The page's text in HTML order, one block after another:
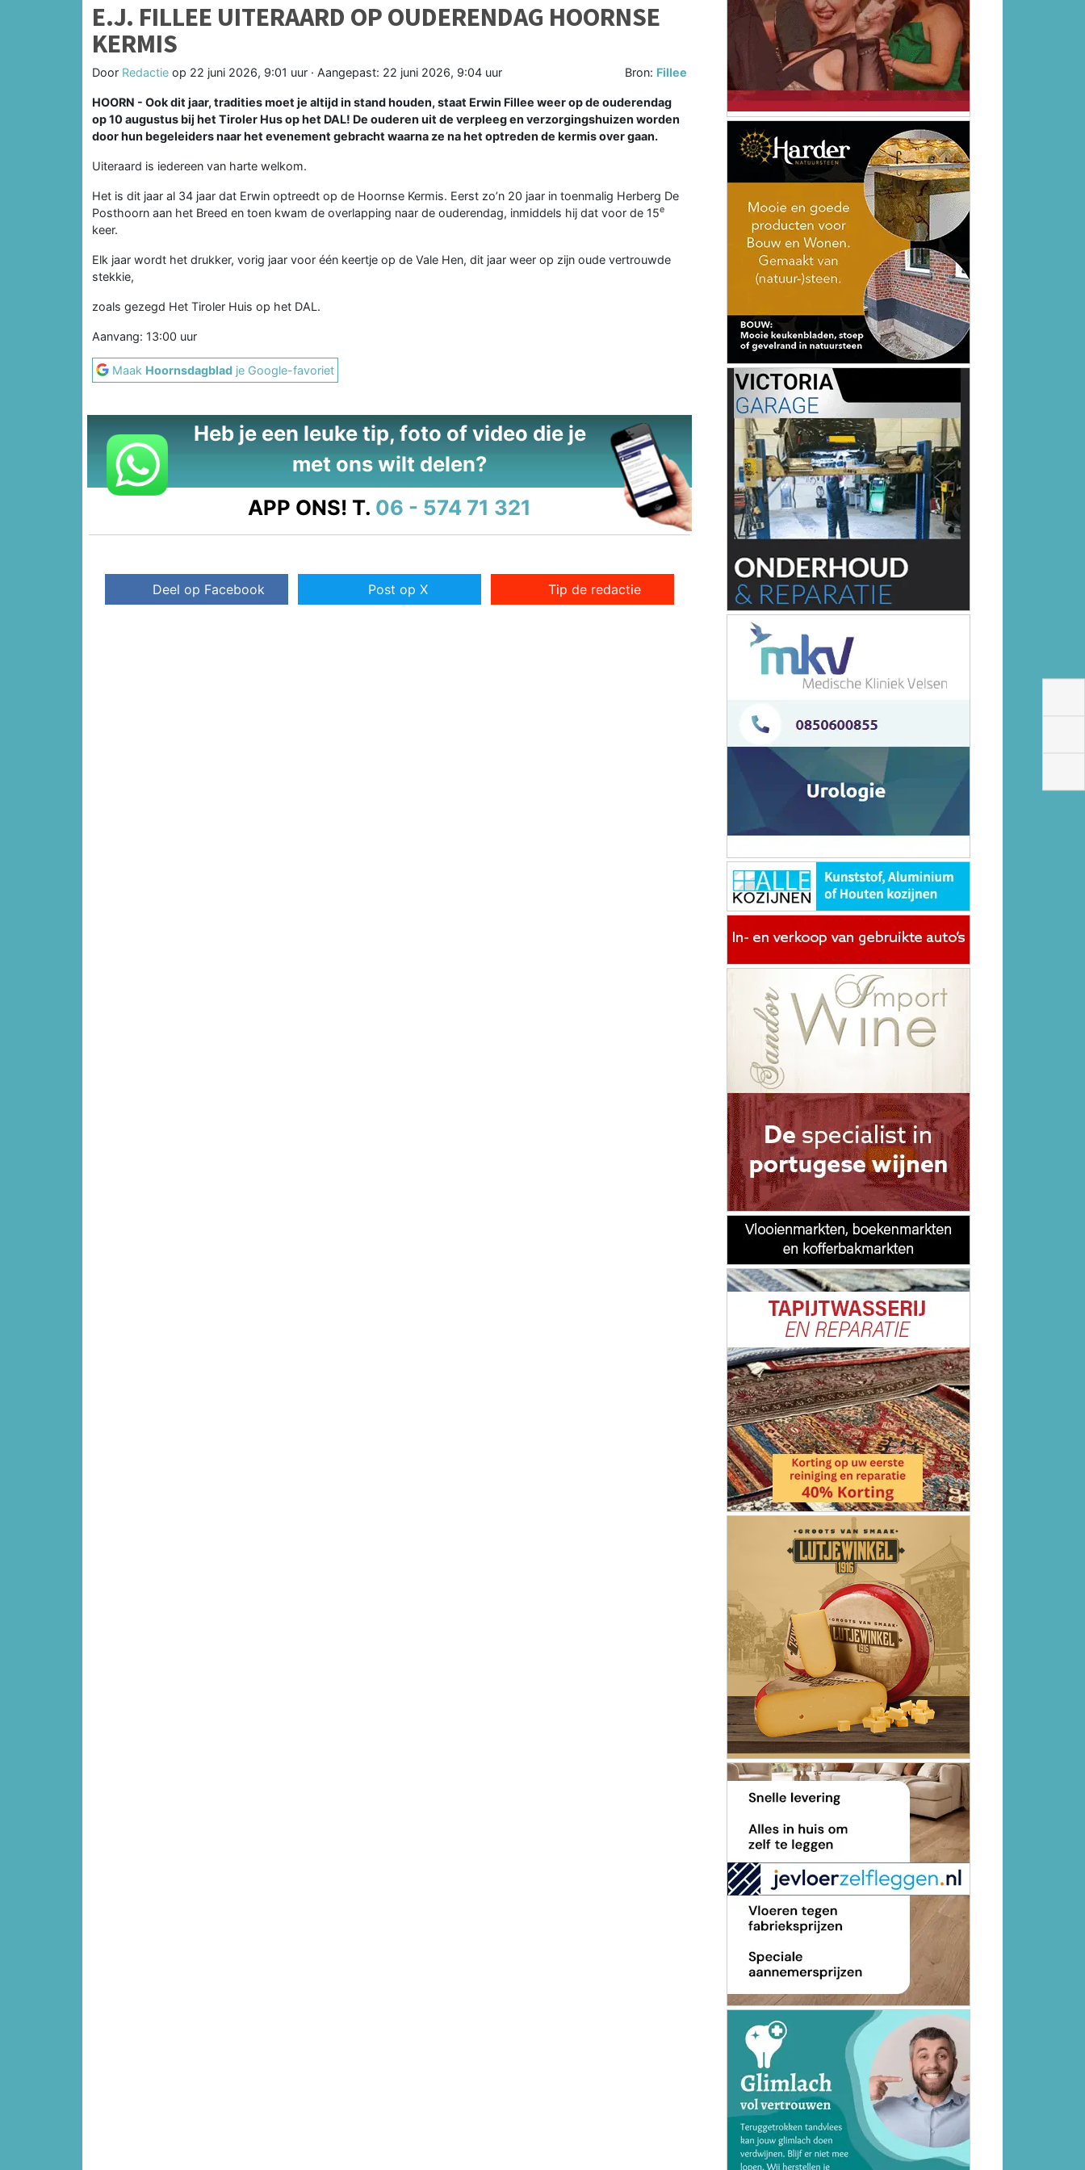
E.J. FILLEE UITERAARD OP OUDERENDAG HOORNSE
KERMIS
Door Redactie op 22 juni 2026, 9:01 uur · Aangepast: 22 juni 2026, 9:04 uur Bron: Fillee
HOORN - Ook dit jaar, tradities moet je altijd in stand houden, staat Erwin Fillee weer op de ouderendag
op 10 augustus bij het Tiroler Hus op het DAL! De ouderen uit de verpleeg en verzorgingshuizen worden
door hun begeleiders naar het evenement gebracht waarna ze na het optreden de kermis over gaan.
Uiteraard is iedereen van harte welkom.
Het is dit jaar al 34 jaar dat Erwin optreedt op de Hoornse Kermis. Eerst zo’n 20 jaar in toenmalig Herberg De
Posthoorn aan het Breed en toen kwam de overlapping naar de ouderendag, inmiddels hij dat voor de 15e
keer.
Elk jaar wordt het drukker, vorig jaar voor één keertje op de Vale Hen, dit jaar weer op zijn oude vertrouwde
stekkie,
zoals gezegd Het Tiroler Huis op het DAL.
Aanvang: 13:00 uur
Maak Hoornsdagblad je Google-favoriet
Heb je een leuke tip, foto of video die je
met ons wilt delen?
APP ONS! T. 06 - 574 71 321
Deel op Facebook Post op X Tip de redactie